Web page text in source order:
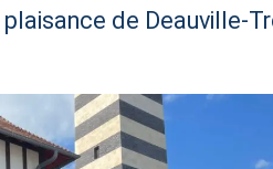
de Deauville-